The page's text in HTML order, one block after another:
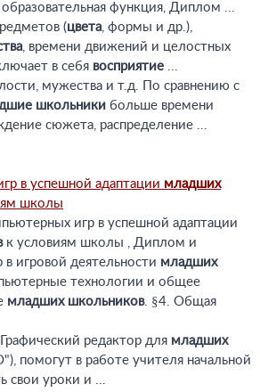
функция, Диплом ...
(цвета, формы и др.),
, времени движений и целостных
в себя восприятие ...
мужества и т.д. По сравнению с
школьники больше времени
сюжета, распределение ...
в успешной адаптации младших
школы
игр в успешной адаптации
к условиям школы , Диплом и
в игровой деятельности младших
технологии и общее
младших школьников. §4. Общая
редактор для младших
помогут в работе учителя начальной
свои уроки и ...